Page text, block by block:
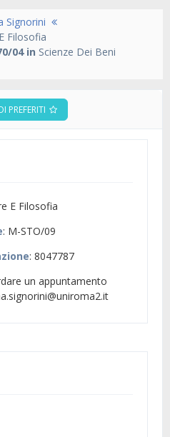
Signorini
Filosofia
04 in Scienze Dei Beni
PREFERITI
E Filosofia
: M-STO/09
: 8047787
un appuntamento